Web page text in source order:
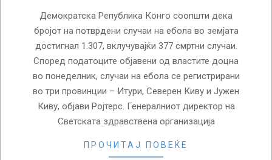
Демократска Република Конго соопшти дека
бројот на потврдени случаи на ебола во земјата
достигнал 1.307, вклучувајќи 377 смртни случаи.
Според податоците објавени од властите доцна
во понеделник, случаи на ебола се регистрирани
во три провинции – Итури, Северен Киву и Јужен
Киву, објави Ројтерс. Генералниот директор на
Светската здравствена организација
ПРОЧИТАЈ ПОВЕЌЕ